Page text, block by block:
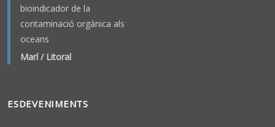
bioindicador de la
contaminació orgànica als
oceans
Marí / Litoral
ESDEVENIMENTS